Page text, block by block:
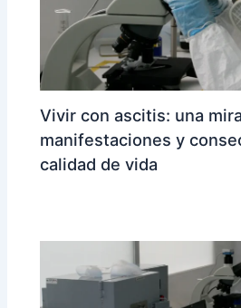
Vivir con ascitis: una
manifestaciones y
calidad de vida